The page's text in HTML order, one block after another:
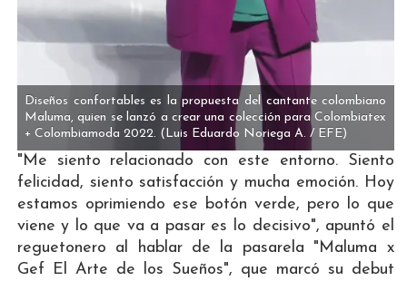
Diseños confortables es la propuesta del cantante colombiano
Maluma, quien se lanzó a crear una colección para Colombiatex
+ Colombiamoda 2022. (Luis Eduardo Noriega A. / EFE)
"Me siento relacionado con este entorno. Siento
felicidad, siento satisfacción y mucha emoción. Hoy
estamos oprimiendo ese botón verde, pero lo que
viene y lo que va a pasar es lo decisivo", apuntó el
reguetonero al hablar de la pasarela "Maluma x
Gef El Arte de los Sueños", que marcó su debut